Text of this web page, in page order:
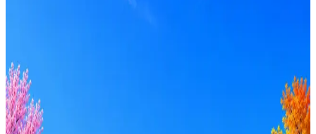
iTPROTECT
2активные вакансии